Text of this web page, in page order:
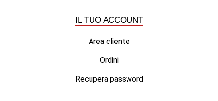
IL TUO ACCOUNT
Area cliente
Ordini
Recupera password